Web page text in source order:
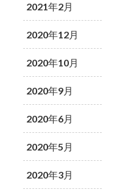
2021年2月
2020年12月
2020年10月
2020年9月
2020年6月
2020年5月
2020年3月